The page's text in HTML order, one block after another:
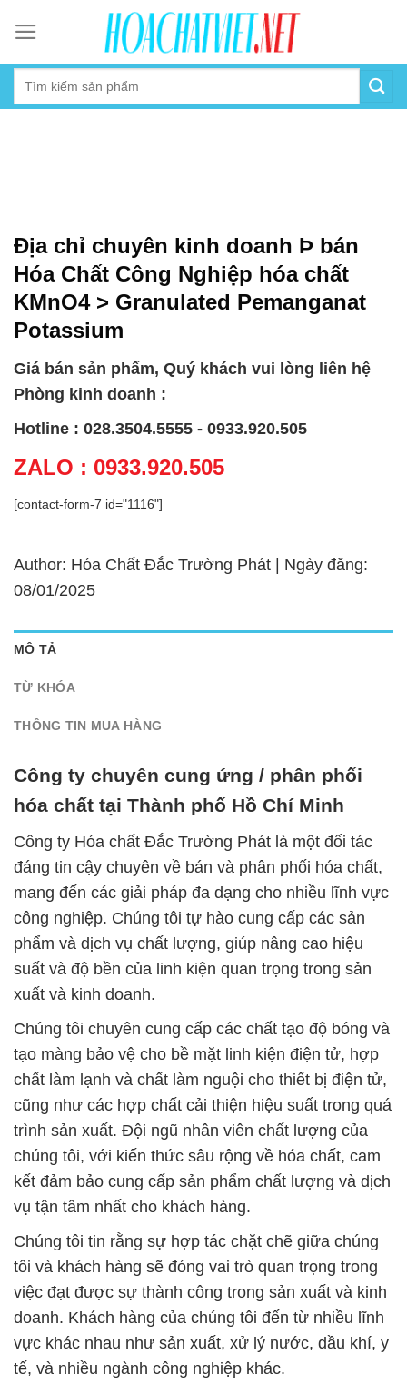
content
Địa chỉ chuyên kinh doanh Þ bán
Hóa Chất Công Nghiệp hóa chất
KMnO4 > Granulated Pemanganat
Potassium
Giá bán sản phẩm, Quý khách vui lòng liên hệ
Phòng kinh doanh :
Hotline : 028.3504.5555 - 0933.920.505
ZALO : 0933.920.505
[contact-form-7 id="1116"]
Author: Hóa Chất Đắc Trường Phát | Ngày đăng:
08/01/2025
MÔ TẢ
TỪ KHÓA
THÔNG TIN MUA HÀNG
Công ty chuyên cung ứng / phân phối
hóa chất tại Thành phố Hồ Chí Minh
Công ty Hóa chất Đắc Trường Phát là một đối tác
đáng tin cậy chuyên về bán và phân phối hóa chất,
mang đến các giải pháp đa dạng cho nhiều lĩnh vực
công nghiệp. Chúng tôi tự hào cung cấp các sản
phẩm và dịch vụ chất lượng, giúp nâng cao hiệu
suất và độ bền của linh kiện quan trọng trong sản
xuất và kinh doanh.
Chúng tôi chuyên cung cấp các chất tạo độ bóng và
tạo màng bảo vệ cho bề mặt linh kiện điện tử, hợp
chất làm lạnh và chất làm nguội cho thiết bị điện tử,
cũng như các hợp chất cải thiện hiệu suất trong quá
trình sản xuất. Đội ngũ nhân viên chất lượng của
chúng tôi, với kiến thức sâu rộng về hóa chất, cam
kết đảm bảo cung cấp sản phẩm chất lượng và dịch
vụ tận tâm nhất cho khách hàng.
Chúng tôi tin rằng sự hợp tác chặt chẽ giữa chúng
tôi và khách hàng sẽ đóng vai trò quan trọng trong
việc đạt được sự thành công trong sản xuất và kinh
doanh. Khách hàng của chúng tôi đến từ nhiều lĩnh
vực khác nhau như sản xuất, xử lý nước, dầu khí, y
tế, và nhiều ngành công nghiệp khác.